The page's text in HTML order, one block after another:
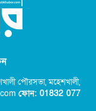
পৌরসভা, মহেশখালী,
ফোন: 01832 077